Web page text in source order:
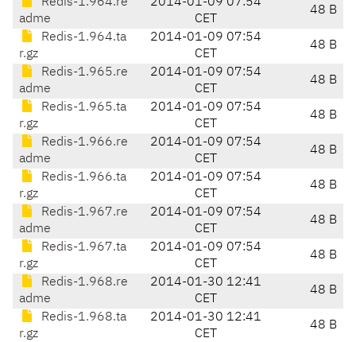
adme
CET
48 B
Redis-1.964.ta
r.gz
2014-01-09 07:54
CET
48 B
Redis-1.965.re
adme
2014-01-09 07:54
CET
48 B
Redis-1.965.ta
r.gz
2014-01-09 07:54
CET
48 B
Redis-1.966.re
adme
2014-01-09 07:54
CET
48 B
Redis-1.966.ta
r.gz
2014-01-09 07:54
CET
48 B
Redis-1.967.re
adme
2014-01-09 07:54
CET
48 B
Redis-1.967.ta
r.gz
2014-01-09 07:54
CET
48 B
Redis-1.968.re
adme
2014-01-30 12:41
CET
48 B
Redis-1.968.ta
r.gz
2014-01-30 12:41
CET
48 B